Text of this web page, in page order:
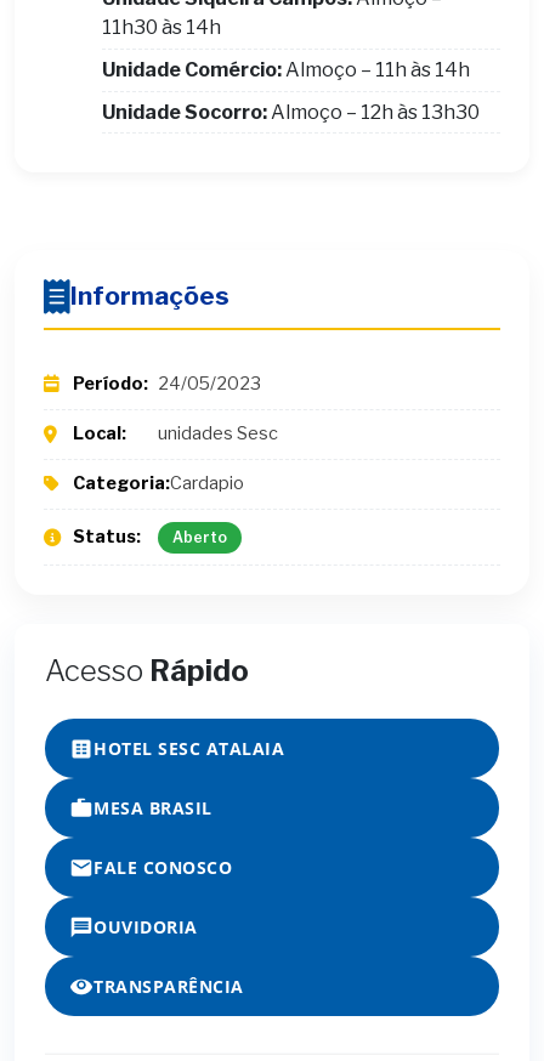
11h30 às 14h
Unidade Comércio:Almoço – 11h às 14h
Unidade Socorro: Almoço – 12h às 13h30
Informações
Período: 24/05/2023
Local: unidades Sesc
Categoria:Cardapio
Status: Aberto
Acesso Rápido
HOTEL SESC ATALAIA
MESA BRASIL
FALE CONOSCO
OUVIDORIA
TRANSPARÊNCIA